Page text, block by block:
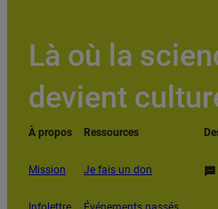
À propos
Mission
Ressources
Je fais un don
Là où la
devient